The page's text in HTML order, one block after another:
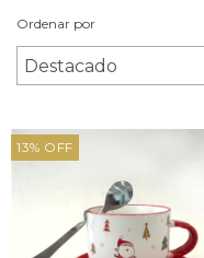
Ordenar por
13% OFF